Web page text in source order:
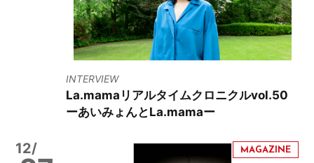
INTERVIEW
La.mamaリアルタイムクロニクルvol.50
ーあいみょんとLa.mamaー
12/